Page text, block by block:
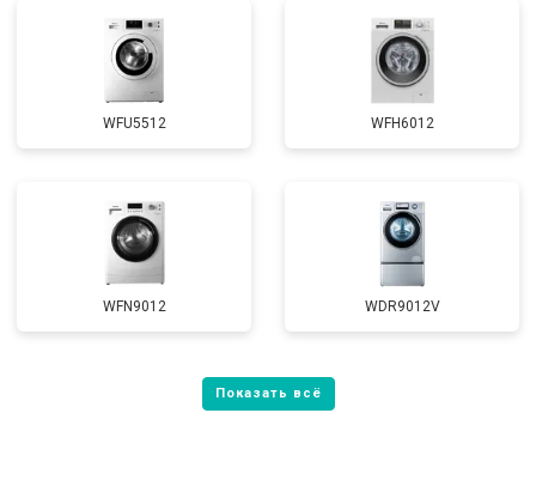
WFU5512 WFH6012
WFN9012 WDR9012V